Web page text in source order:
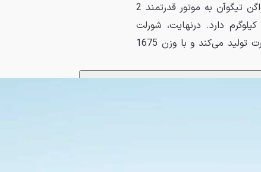
181 اسب بخار قدرت دارد و وزن آن 1740 کیلوگرم است. فولکس‌واگن تیگوآن به موتور قدرتمند 2
لیتری توربو با 201 اسب بخار مجهز است و وزنی حدود 1725 کیلوگرم دارد. درنهایت، شورلت
اکوئناکس با پیشرانه کوچک‌تر 1.5 لیتری توربو، 175 اسب بخار قدرت تولید می‌کند و با وزن 1675